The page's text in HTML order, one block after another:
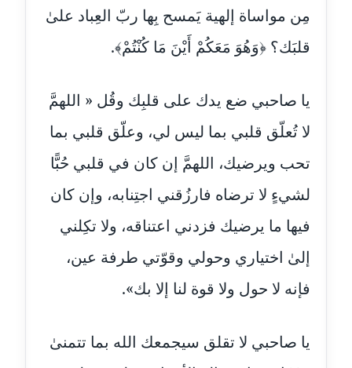
مدونة اشرف الكرم
عاملة
مدونة السيده فوزي
عاملة
مدونة آمال صالح
عاملة
معلق
مدونة أماني عبد السلام
مِن مواساة إلهية يَمسح بِها ربّ العِباد علىٰ
قلبَك؟ ﴿وَهُوَ مَعَكُمْ أَيْنَ مَا كُنْتُمْ﴾.
يا صاحبي ضع يدك على قلبِك وقُل ‏« اللهمَّ
لا تُعلّق قلبي بما ليس لي، وعلّق قلبي بما
تحب ويرضيك، اللهمَّ إن كان في قلبي حُبًّا
لشيءٍ لا ترضاه فارزُقني اجتِنابه، وإن كان
فيها ما يرضيك فزدني اعتناقه، ولا تكِلني
إلىٰ اختياري وحولي وقوّتي طرفة عين،
فإنه لا حول ولا قوة لنا إلا بك».
يا صاحبي لا تقلق سيجمعك الله بما تتمنىٰ